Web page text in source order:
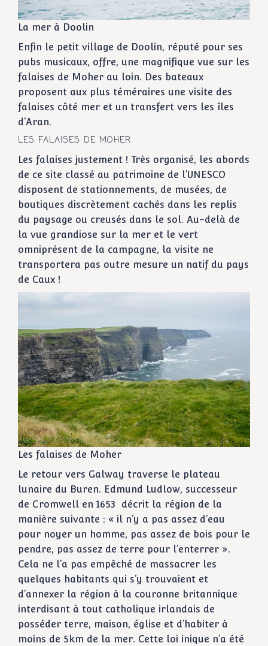
La mer à Doolin
Enfin le petit village de Doolin, réputé pour ses
pubs musicaux, offre, une magnifique vue sur les
falaises de Moher au loin. Des bateaux
proposent aux plus téméraires une visite des
falaises côté mer et un transfert vers les îles
d’Aran.
LES FALAISES DE MOHER
Les falaises justement ! Très organisé, les abords
de ce site classé au patrimoine de l’UNESCO
disposent de stationnements, de musées, de
boutiques discrètement cachés dans les replis
du paysage ou creusés dans le sol. Au-delà de
la vue grandiose sur la mer et le vert
omniprésent de la campagne, la visite ne
transportera pas outre mesure un natif du pays
de Caux !
Les falaises de Moher
Le retour vers Galway traverse le plateau
lunaire du Buren. Edmund Ludlow, successeur
de Cromwell en 1653 décrit la région de la
manière suivante : « il n’y a pas assez d’eau
pour noyer un homme, pas assez de bois pour le
pendre, pas assez de terre pour l’enterrer ».
Cela ne l’a pas empêché de massacrer les
quelques habitants qui s’y trouvaient et
d’annexer la région à la couronne britannique
interdisant à tout catholique irlandais de
posséder terre, maison, église et d’habiter à
moins de 5km de la mer. Cette loi inique n’a été